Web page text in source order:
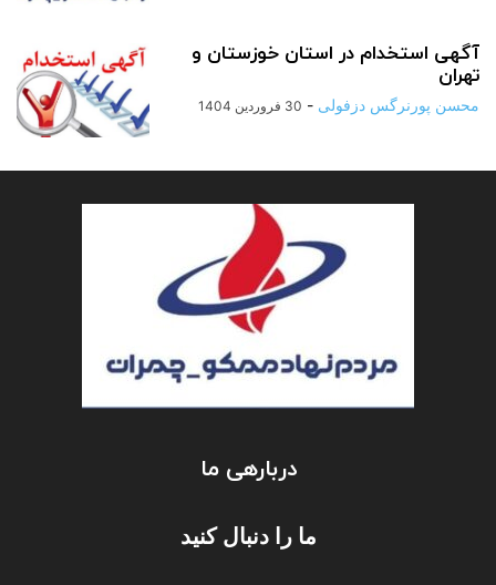
آگهی استخدام در استان خوزستان و
تهران
محسن پورنرگس دزفولی - 30 فروردین 1404
دربارهی ما
ما را دنبال کنید